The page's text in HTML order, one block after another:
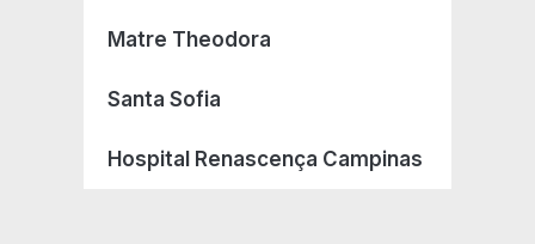
Matre Theodora
Santa Sofia
Hospital Renascença Campinas